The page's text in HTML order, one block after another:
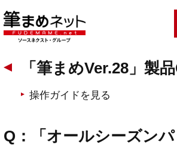
「筆まめVer.28」製
操作ガイドを見る
Q：「オールシーズン